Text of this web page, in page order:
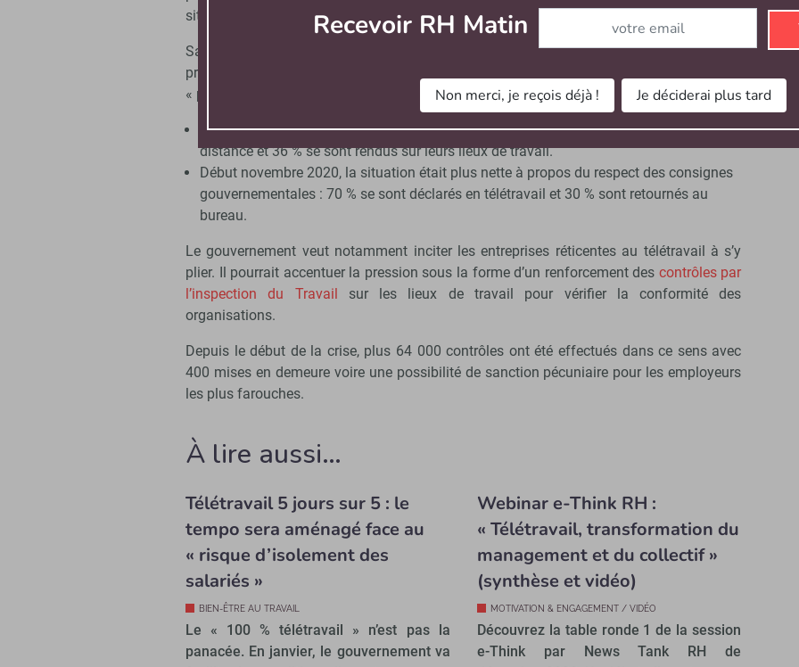
situation lors du deuxième confinement de l’automne 2020.
Sans évoquer de vague significative, le gouvernement observe néanmoins un recul de la
pratique du télétravail à 100 % alors que la situation de la pandémie demeure
« préoccupante » selon le gouvernement.
Du 18 au 24 janvier 2021, 64 % des salariés interrogés déclarent qu’ils ont travaillé à
distance et 36 % se sont rendus sur leurs lieux de travail.
Début novembre 2020, la situation était plus nette à propos du respect des consignes
gouvernementales : 70 % se sont déclarés en télétravail et 30 % sont retournés au
bureau.
Le gouvernement veut notamment inciter les entreprises réticentes au télétravail à s’y
plier. Il pourrait accentuer la pression sous la forme d’un renforcement des contrôles par
l’inspection du Travail sur les lieux de travail pour vérifier la conformité des
organisations.
Depuis le début de la crise, plus 64 000 contrôles ont été effectués dans ce sens avec
400 mises en demeure voire une possibilité de sanction pécuniaire pour les employeurs
les plus farouches.
À lire aussi…
Télétravail 5 jours sur 5 : le
tempo sera aménagé face au
« risque d’isolement des
salariés »
BIEN-ÊTRE AU TRAVAIL
Le « 100 % télétravail » n’est pas la
panacée. En janvier, le gouvernement va
Webinar e-Think RH :
« Télétravail, transformation du
management et du collectif »
(synthèse et vidéo)
MOTIVATION & ENGAGEMENT / VIDÉO
Découvrez la table ronde 1 de la session
e-Think par News Tank RH de
Recevoir RH Matin Abonnez-vous à notre newsletter
Non merci, je reçois déjà ! Je déciderai plus tard